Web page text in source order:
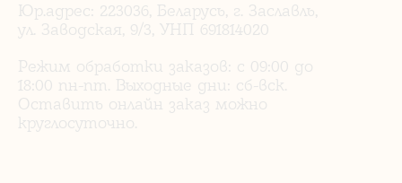
Юр.адрес: 223036, Беларусь, г. Заславль,
ул. Заводская, 9/3, УНП 691814020
Режим обработки заказов: с 09:00 до
18:00 пн-пт. Выходные дни: сб-вск.
Оставить онлайн заказ можно
круглосуточно.